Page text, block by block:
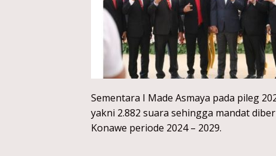
Sementara I Made Asmaya pada pileg
yakni 2.882 suara sehingga mandat
Konawe periode 2024 – 2029.